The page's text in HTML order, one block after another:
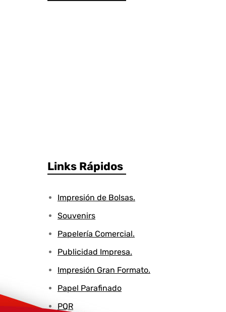
Links Rápidos
Impresión de Bolsas.
Souvenirs
Papelería Comercial.
Publicidad Impresa.
Impresión Gran Formato.
Papel Parafinado
PQR